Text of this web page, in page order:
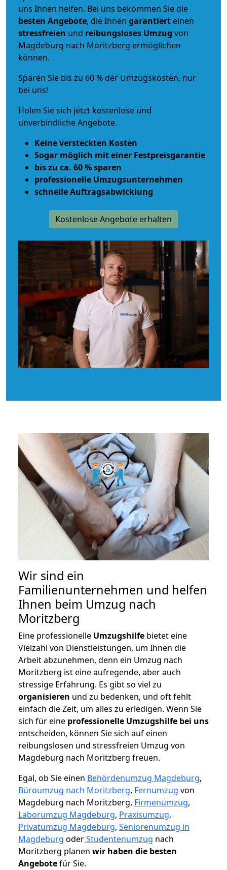
uns Ihnen helfen. Bei uns bekommen Sie die
besten Angebote, die Ihnen garantiert einen
stressfreien und reibungsloses Umzug von
Magdeburg nach Moritzberg ermöglichen
können.
Sparen Sie bis zu 60 % der Umzugskosten, nur
bei uns!
Holen Sie sich jetzt kostenlose und
unverbindliche Angebote.
Keine versteckten Kosten
Sogar möglich mit einer Festpreisgarantie
bis zu ca. 60 % sparen
professionelle Umzugsunternehmen
schnelle Auftragsabwicklung
Kostenlose Angebote erhalten
Wir sind ein
Familienunternehmen und helfen
Ihnen beim Umzug nach
Moritzberg
Eine professionelle Umzugshilfe bietet eine
Vielzahl von Dienstleistungen, um Ihnen die
Arbeit abzunehmen, denn ein Umzug nach
Moritzberg ist eine aufregende, aber auch
stressige Erfahrung. Es gibt so viel zu
organisieren und zu bedenken, und oft fehlt
einfach die Zeit, um alles zu erledigen. Wenn Sie
sich für eine professionelle Umzugshilfe bei uns
entscheiden, können Sie sich auf einen
reibungslosen und stressfreien Umzug von
Magdeburg nach Moritzberg freuen.
Egal, ob Sie einen Behördenumzug Magdeburg,
Büroumzug nach Moritzberg, Fernumzug von
Magdeburg nach Moritzberg, Firmenumzug,
Laborumzug Magdeburg, Praxisumzug,
Privatumzug Magdeburg, Seniorenumzug in
Magdeburg oderStudentenumzug nach
Moritzberg planen wir haben die besten
Angebotefür Sie.